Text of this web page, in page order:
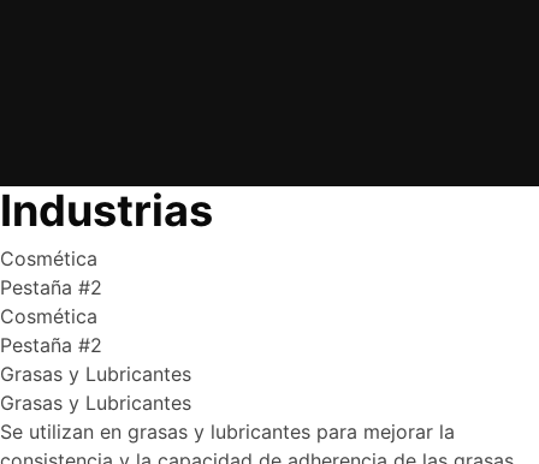
Industrias
Cosmética
Pestaña #2
Cosmética
Pestaña #2
Grasas y Lubricantes
Grasas y Lubricantes
Se utilizan en grasas y lubricantes para mejorar la